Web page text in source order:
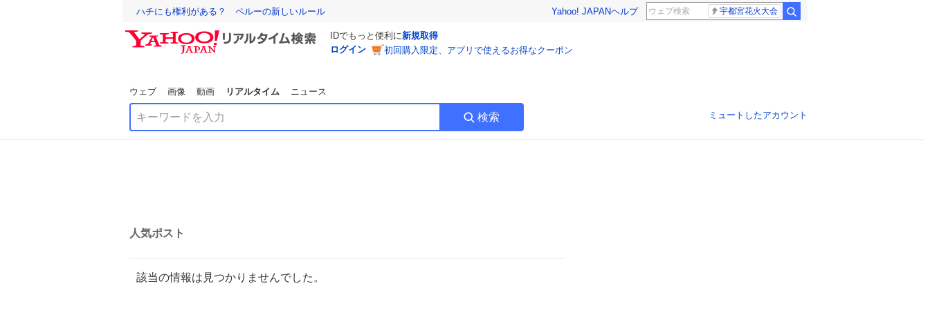
ハチにも権利がある？ ペルーの新しいルール Yahoo! JAPANヘルプ 宇都宮花火大会
IDでもっと便利に新規取得
ログイン
初回購入限定、アプリで使えるお得なクーポン
ウェブ 画像 動画 リアルタイム ニュース
検索 ミュートしたアカウント
人気ポスト
該当の情報は見つかりませんでした。